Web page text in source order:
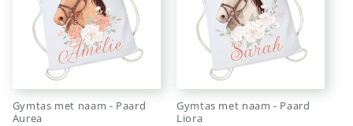
Gymtas met naam - Paard
Aurea
Gymtas met naam - Paard
Liora